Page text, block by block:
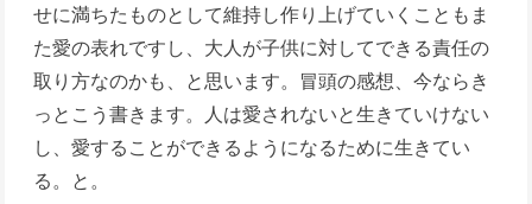
せに満ちたものとして維持し作り上げていくこともま
た愛の表れですし、大人が子供に対してできる責任の
取り方なのかも、と思います。冒頭の感想、今ならき
っとこう書きます。人は愛されないと生きていけない
し、愛することができるようになるために生きてい
る。と。